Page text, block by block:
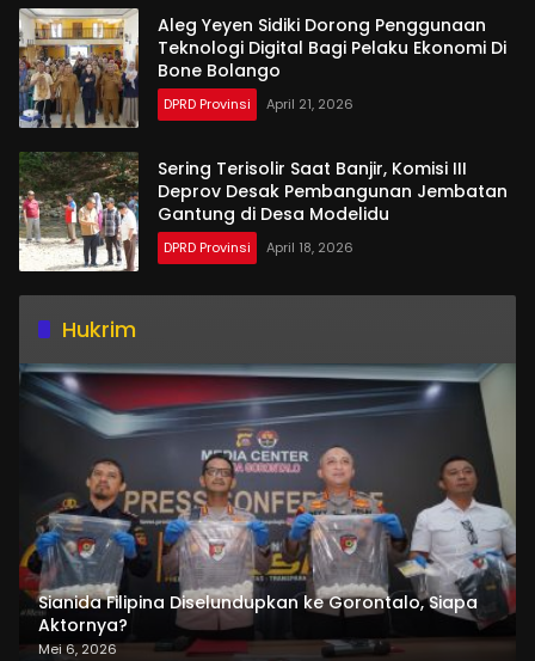
Aleg Yeyen Sidiki Dorong Penggunaan
Teknologi Digital Bagi Pelaku Ekonomi Di
Bone Bolango
DPRD Provinsi April 21, 2026
Sering Terisolir Saat Banjir, Komisi III
Deprov Desak Pembangunan Jembatan
Gantung di Desa Modelidu
DPRD Provinsi April 18, 2026
Hukrim
Sianida Filipina Diselundupkan ke Gorontalo, Siapa
Aktornya?
Mei 6, 2026